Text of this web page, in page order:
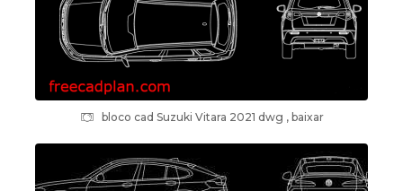
bloco cad Suzuki Vitara 2021 dwg , baixar